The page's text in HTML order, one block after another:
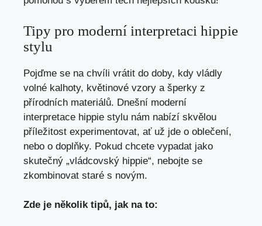
Tipy pro moderní interpretaci hippie
stylu
Pojďme se ⁣na chvíli vrátit do doby, kdy ‍vládly
volné kalhoty, květinové⁢ vzory a šperky z
přírodních materiálů. Dnešní ⁣moderní
interpretace hippie stylu⁤ nám nabízí skvělou
příležitost experimentovat, ať už jde o oblečení,
nebo o doplňky. Pokud chcete vypadat jako
skutečný „vládcovský hippie“, nebojte se
zkombinovat staré s novým.
Zde je několik tipů, jak⁤ na to: